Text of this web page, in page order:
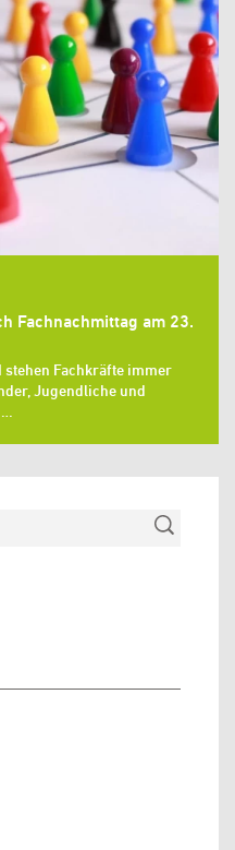
Fachnachmittag am 23.
stehen Fachkräfte immer
Jugendliche und
Suchen